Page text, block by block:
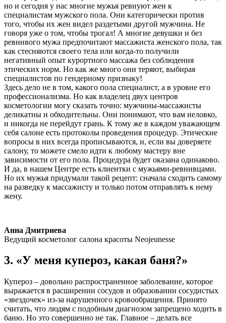
но и сегодня у нас многие мужья ревнуют жен к
специалистам мужского пола. Они категорически против
того, чтобы их жен видел раздетыми другой мужчина. Не
говоря уже о том, чтобы трогал! А многие девушки и без
ревнивого мужа предпочитают массажиста женского пола, так
как стесняются своего тела или когда-то получили
негативный опыт курортного массажа без соблюдения
этических норм. Но как же много они теряют, выбирая
специалистов по гендерному признаку!
Здесь дело не в том, какого пола специалист, а в уровне его
профессионализма. Но как владелец двух центров
косметологии могу сказать точно: мужчины-массажисты
деликатны и обходительны. Они понимают, что вам неловко,
и никогда не перейдут грань. К тому же в каждом уважающем
себя салоне есть протоколы проведения процедур. Этические
вопросы в них всегда прописываются, и, если вы доверяете
салону, то можете смело идти к любому мастеру вне
зависимости от его пола. Процедура будет оказана одинаково.
И да, в нашем Центре есть клиентки с мужьями-ревнивцами.
Но их мужья придумали такой рецепт: сначала сходить самому
на разведку к массажисту и только потом отправлять к нему
жену.
Анна Дмитриева
Ведущий косметолог салона красоты Neojeunesse
3. «У меня купероз, какая баня?»
Купероз – довольно распространенное заболевание, которое
выражается в расширении сосудов и образовании сосудистых
«звездочек» из-за нарушенного кровообращения. Принято
считать, что людям с подобным диагнозом запрещено ходить в
баню. Но это совершенно не так. Главное – делать все